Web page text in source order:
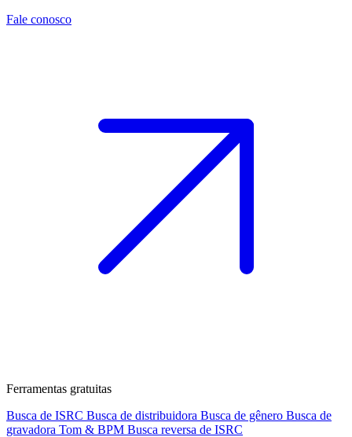
Fale conosco
Ferramentas gratuitas
Busca de ISRC Busca de distribuidora Busca de gênero Busca de
gravadora Tom & BPM Busca reversa de ISRC